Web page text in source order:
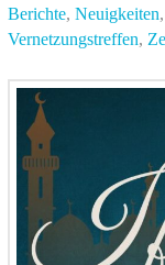
Berichte, Neuigkeiten,
Vernetzungstreffen,